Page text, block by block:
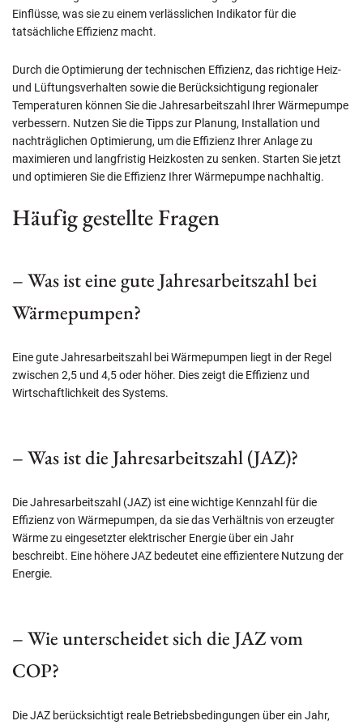
Einflüsse, was sie zu einem verlässlichen Indikator für die
tatsächliche Effizienz macht.
Durch die Optimierung der technischen Effizienz, das richtige Heiz-
und Lüftungsverhalten sowie die Berücksichtigung regionaler
Temperaturen können Sie die Jahresarbeitszahl Ihrer Wärmepumpe
verbessern. Nutzen Sie die Tipps zur Planung, Installation und
nachträglichen Optimierung, um die Effizienz Ihrer Anlage zu
maximieren und langfristig Heizkosten zu senken. Starten Sie jetzt
und optimieren Sie die Effizienz Ihrer Wärmepumpe nachhaltig.
Häufig gestellte Fragen
– Was ist eine gute Jahresarbeitszahl bei
Wärmepumpen?
Eine gute Jahresarbeitszahl bei Wärmepumpen liegt in der Regel
zwischen 2,5 und 4,5 oder höher. Dies zeigt die Effizienz und
Wirtschaftlichkeit des Systems.
– Was ist die Jahresarbeitszahl (JAZ)?
Die Jahresarbeitszahl (JAZ) ist eine wichtige Kennzahl für die
Effizienz von Wärmepumpen, da sie das Verhältnis von erzeugter
Wärme zu eingesetzter elektrischer Energie über ein Jahr
beschreibt. Eine höhere JAZ bedeutet eine effizientere Nutzung der
Energie.
– Wie unterscheidet sich die JAZ vom
COP?
Die JAZ berücksichtigt reale Betriebsbedingungen über ein Jahr,